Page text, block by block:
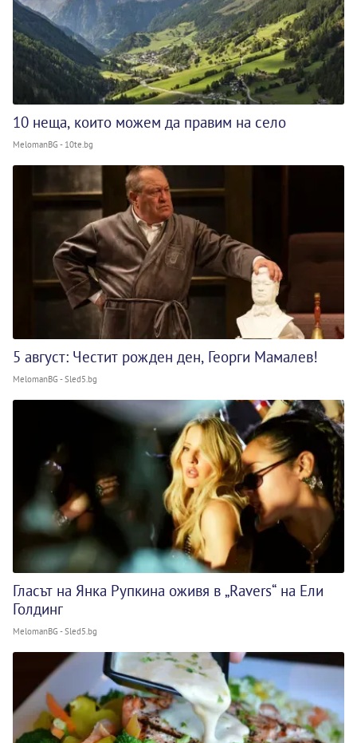
10 неща, които можем да правим на село
MelomanBG - 10te.bg
5 август: Честит рожден ден, Георги Мамалев!
MelomanBG - Sled5.bg
Гласът на Янка Рупкина оживя в „Ravers“ на Ели
Голдинг
MelomanBG - Sled5.bg